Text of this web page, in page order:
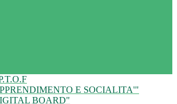
E SOCIALITA'"
BOARD"